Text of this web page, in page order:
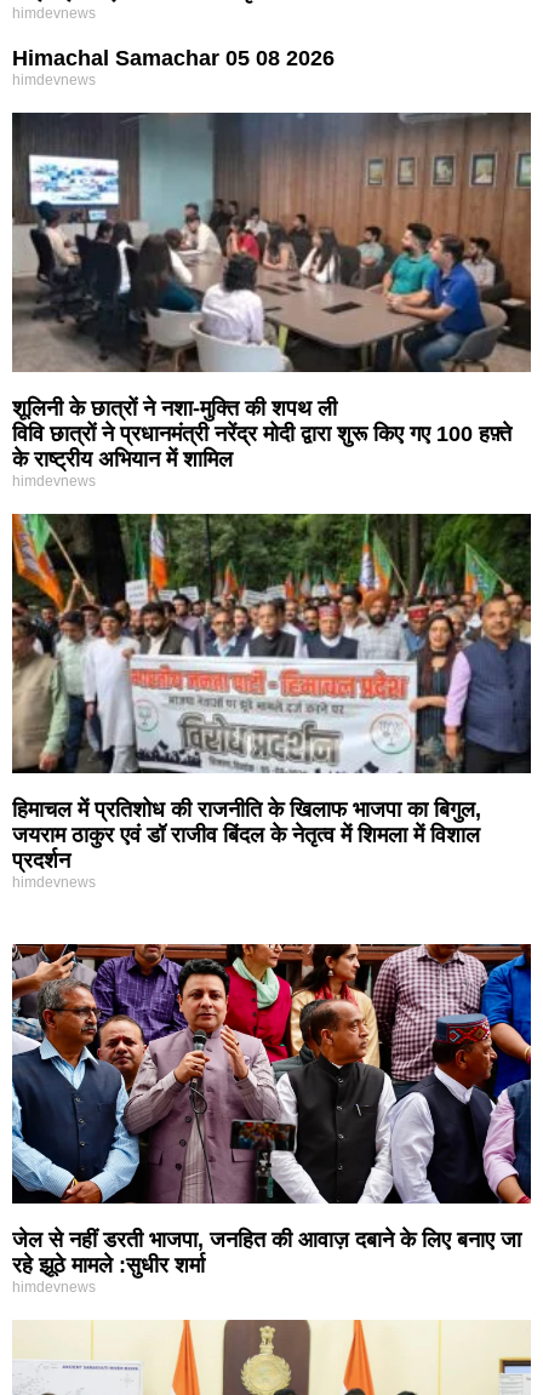
himdevnews
Himachal Samachar 05 08 2026
himdevnews
शूलिनी के छात्रों ने नशा-मुक्ति की शपथ ली
विवि छात्रों ने प्रधानमंत्री नरेंद्र मोदी द्वारा शुरू किए गए 100 हफ़्ते
के राष्ट्रीय अभियान में शामिल
himdevnews
हिमाचल में प्रतिशोध की राजनीति के खिलाफ भाजपा का बिगुल,
जयराम ठाकुर एवं डॉ राजीव बिंदल के नेतृत्व में शिमला में विशाल
प्रदर्शन
himdevnews
जेल से नहीं डरती भाजपा, जनहित की आवाज़ दबाने के लिए बनाए जा
रहे झूठे मामले :सुधीर शर्मा
himdevnews